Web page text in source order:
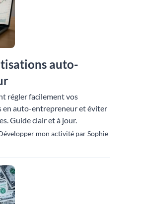
auto-
régler facilement vos
en auto-entrepreneur et éviter
Guide clair et à jour.
mon activité par Sophie